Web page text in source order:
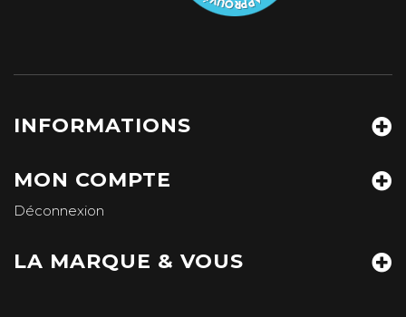
INFORMATIONS
MON COMPTE
Déconnexion
LA MARQUE & VOUS